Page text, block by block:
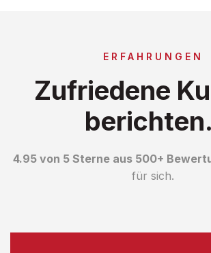
ERFAHRUNGEN
Zufriedene
4.95 von 5 Sterne aus 500+
für sich.